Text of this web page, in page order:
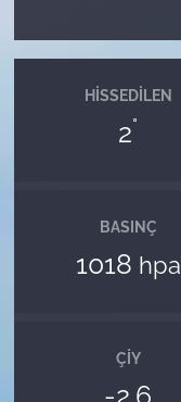
HISSEDILEN
2°
BASINÇ
1018 hpa
ÇIY